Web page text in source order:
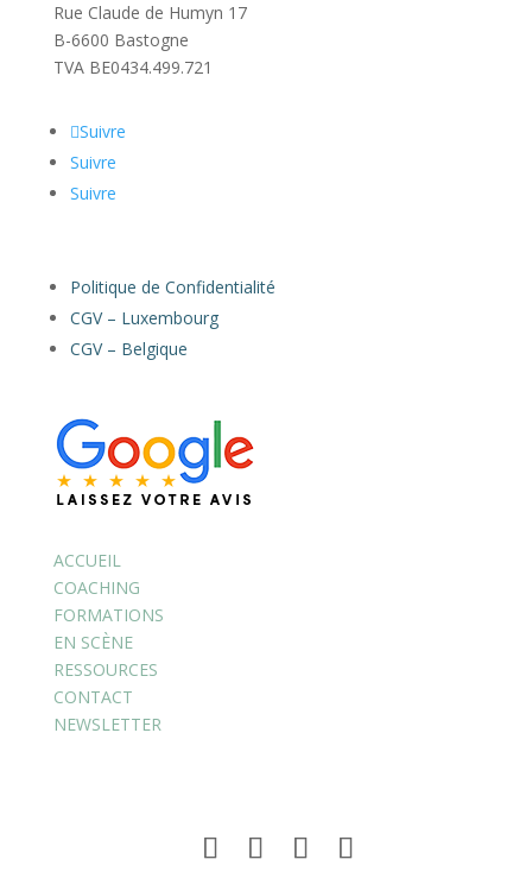
Rue Claude de Humyn 17
B-6600 Bastogne
TVA BE0434.499.721
Suivre
Suivre
Suivre
Politique de Confidentialité
CGV – Luxembourg
CGV – Belgique
ACCUEIL
COACHING
FORMATIONS
EN SCÈNE
RESSOURCES
CONTACT
NEWSLETTER